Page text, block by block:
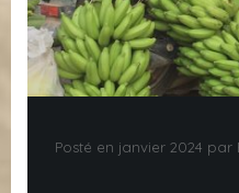
Posté en janvier 2024 par